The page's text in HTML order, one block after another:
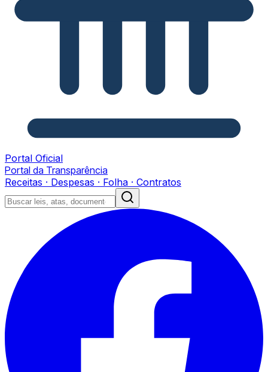
Portal Oficial
Portal da Transparência
Receitas · Despesas · Folha · Contratos